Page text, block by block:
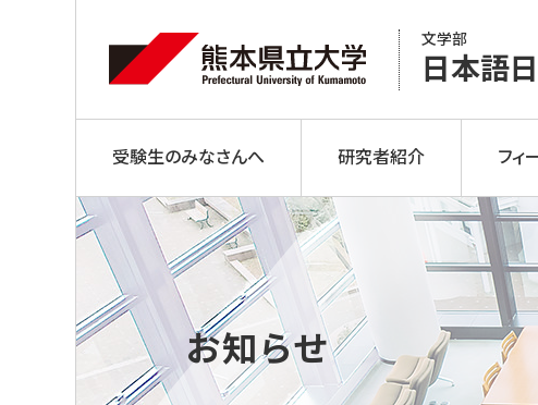
文学部
日本語
受験生のみなさんへ 研究者紹介 フィ
お知らせ